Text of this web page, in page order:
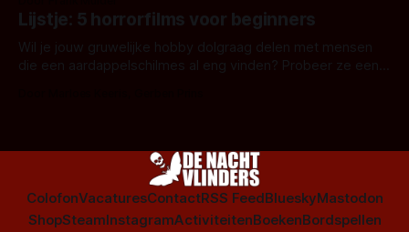
Amsterdamned of The Johnsons. Maar Nederlandse horror
is niet beperkt tot films. Hier een aantal Nederlandse tv-
series uit het duistere of horrorgenre. Als
Lijstje: 5 horrorfilms voor beginners
Wil je jouw gruwelijke hobby dolgraag delen met mensen
die een aardappelschilmes al eng vinden? Probeer ze eens
ColofonVacaturesContactRSS FeedBlueskyMastodon
ShopSteamInstagramActiviteitenBoekenBordspellen